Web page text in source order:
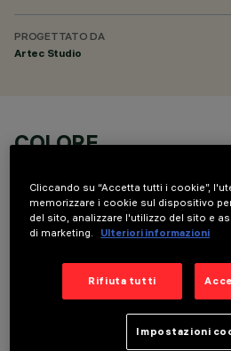
PROGETTATO DA
Artec Studio
COLORE
COMPONENTI
Cliccando su “Accetta tutti i cookie”,
memorizzare i cookie sul dispositivo
del sito, analizzare l'utilizzo del sito e
di marketing.
Ulteriori informazioni
Rifiuta tutti
Impostazioni